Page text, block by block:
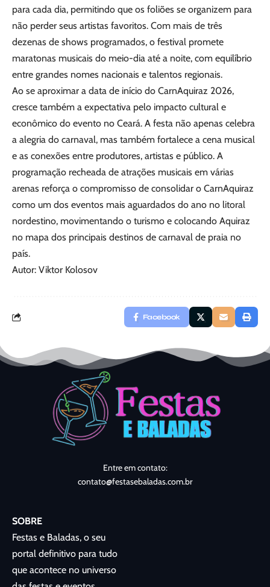
para cada dia, permitindo que os foliões se organizem para
não perder seus artistas favoritos. Com mais de três
dezenas de shows programados, o festival promete
maratonas musicais do meio-dia até a noite, com equilíbrio
entre grandes nomes nacionais e talentos regionais.
Ao se aproximar a data de início do CarnAquiraz 2026,
cresce também a expectativa pelo impacto cultural e
econômico do evento no Ceará. A festa não apenas celebra
a alegria do carnaval, mas também fortalece a cena musical
e as conexões entre produtores, artistas e público. A
programação recheada de atrações musicais em várias
arenas reforça o compromisso de consolidar o CarnAquiraz
como um dos eventos mais aguardados do ano no litoral
nordestino, movimentando o turismo e colocando Aquiraz
no mapa dos principais destinos de carnaval de praia no
país.
Autor: Viktor Kolosov
Facebook
Entre em contato:
contato@festasebaladas.com.br
SOBRE
Festas e Baladas, o seu
portal definitivo para tudo
que acontece no universo